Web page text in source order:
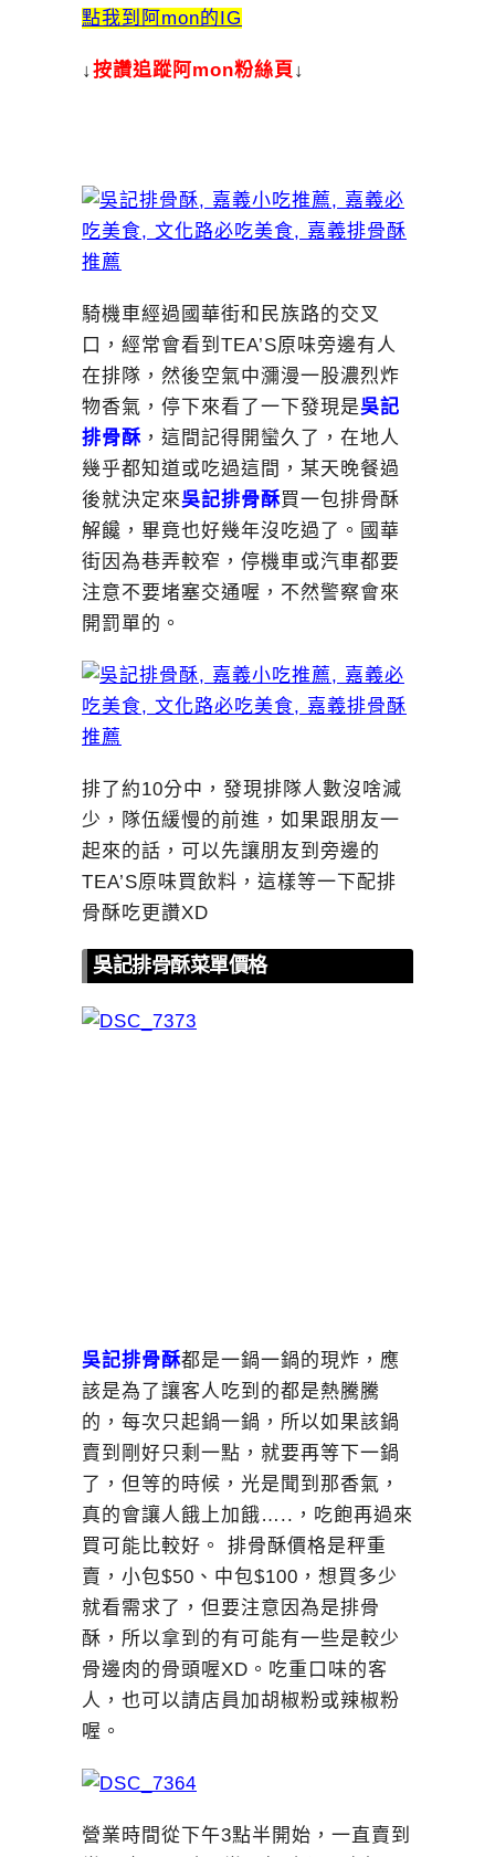
點我到阿mon的IG
↓按讚追蹤阿mon粉絲頁 ↓
騎機車經過國華街和民族路的交叉
口，經常會看到TEA’S原味旁邊有人
在排隊，然後空氣中瀰漫一股濃烈炸
物香氣，停下來看了一下發現是吳記
排骨酥 ，這間記得開蠻久了，在地人
幾乎都知道或吃過這間，某天晚餐過
後就決定來吳記排骨酥買一包排骨酥
解饞，畢竟也好幾年沒吃過了。國華
街因為巷弄較窄，停機車或汽車都要
注意不要堵塞交通喔，不然警察會來
開罰單的。
排了約10分中，發現排隊人數沒啥減
少，隊伍緩慢的前進，如果跟朋友一
起來的話，可以先讓朋友到旁邊的
TEA’S原味買飲料，這樣等一下配排
骨酥吃更讚XD
吳記排骨酥菜單價格
吳記排骨酥都是一鍋一鍋的現炸，應
該是為了讓客人吃到的都是熱騰騰
的，每次只起鍋一鍋，所以如果該鍋
賣到剛好只剩一點，就要再等下一鍋
了，但等的時候，光是聞到那香氣，
真的會讓人餓上加餓…..，吃飽再過來
買可能比較好。 排骨酥價格是秤重
賣，小包$50、中包$100，想買多少
就看需求了，但要注意因為是排骨
酥，所以拿到的有可能有一些是較少
骨邊肉的骨頭喔XD。吃重口味的客
人，也可以請店員加胡椒粉或辣椒粉
喔。
營業時間從下午3點半開始，一直賣到